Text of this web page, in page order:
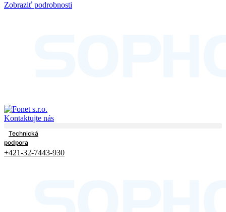
Zobraziť podrobnosti
Kontaktujte nás
Technická
podpora
+421-32-7443-930